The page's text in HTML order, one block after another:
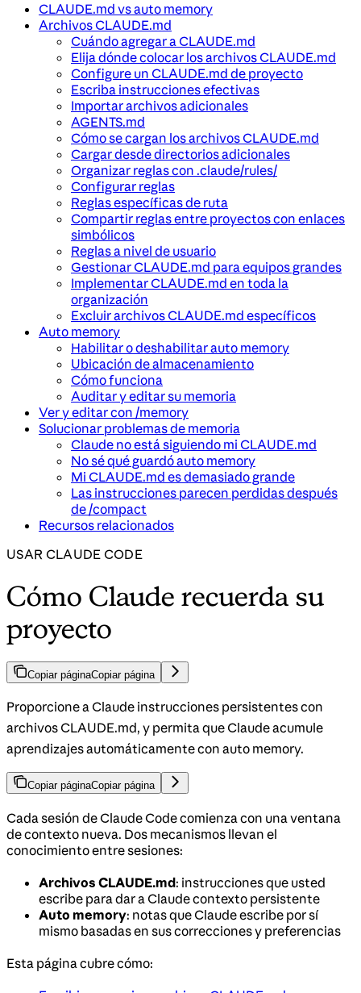
CLAUDE.md vs auto memory
Archivos CLAUDE.md
Cuándo agregar a CLAUDE.md
Elija dónde colocar los archivos CLAUDE.md
Configure un CLAUDE.md de proyecto
Escriba instrucciones efectivas
Importar archivos adicionales
AGENTS.md
Cómo se cargan los archivos CLAUDE.md
Cargar desde directorios adicionales
Organizar reglas con .claude/rules/
Configurar reglas
Reglas específicas de ruta
Compartir reglas entre proyectos con enlaces
simbólicos
Reglas a nivel de usuario
Gestionar CLAUDE.md para equipos grandes
Implementar CLAUDE.md en toda la
organización
Excluir archivos CLAUDE.md específicos
Auto memory
Habilitar o deshabilitar auto memory
Ubicación de almacenamiento
Cómo funciona
Auditar y editar su memoria
Ver y editar con /memory
Solucionar problemas de memoria
Claude no está siguiendo mi CLAUDE.md
No sé qué guardó auto memory
Mi CLAUDE.md es demasiado grande
Las instrucciones parecen perdidas después
de /compact
Recursos relacionados
USAR CLAUDE CODE
Cómo Claude recuerda su
proyecto
Copiar páginaCopiar página
Proporcione a Claude instrucciones persistentes con
archivos CLAUDE.md, y permita que Claude acumule
aprendizajes automáticamente con auto memory.
Copiar páginaCopiar página
Cada sesión de Claude Code comienza con una ventana
de contexto nueva. Dos mecanismos llevan el
conocimiento entre sesiones:
Archivos CLAUDE.md: instrucciones que usted
escribe para dar a Claude contexto persistente
Auto memory: notas que Claude escribe por sí
mismo basadas en sus correcciones y preferencias
Esta página cubre cómo: